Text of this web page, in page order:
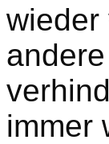
wieder
immer